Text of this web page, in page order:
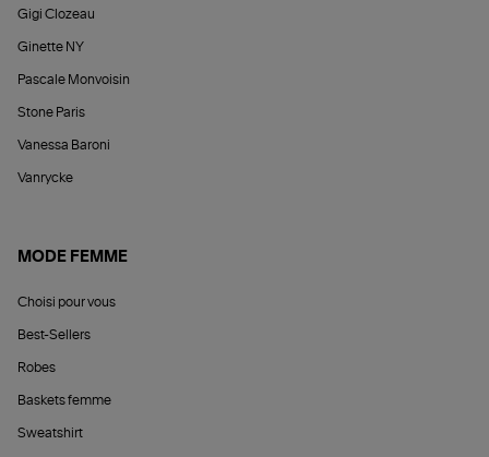
Gigi Clozeau
Ginette NY
Pascale Monvoisin
Stone Paris
Vanessa Baroni
Vanrycke
MODE FEMME
Choisi pour vous
Best-Sellers
Robes
Baskets femme
Sweatshirt